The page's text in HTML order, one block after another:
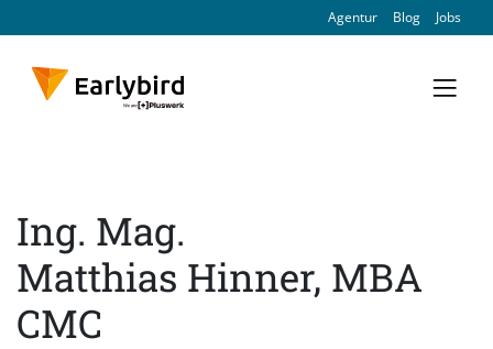
Agentur Blog Jobs
Ing. Mag.
Matthias Hinner, MBA​
CMC​